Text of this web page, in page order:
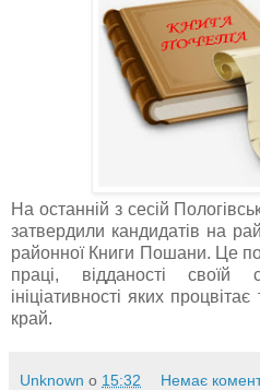
На останній з сесій
затвердили кандидатів на
районної Книги Пошани. Це
праці, відданості своїй
ініціативності яких
край.
Unknown о 15:32 Немає